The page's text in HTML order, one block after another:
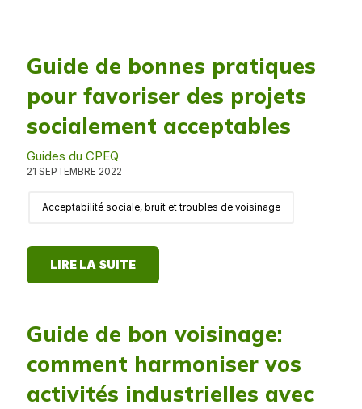
Guide de bonnes pratiques
pour favoriser des projets
socialement acceptables
Guides du CPEQ
21 SEPTEMBRE 2022
Acceptabilité sociale, bruit et troubles de voisinage
LIRE LA SUITE
Guide de bon voisinage:
comment harmoniser vos
activités industrielles avec